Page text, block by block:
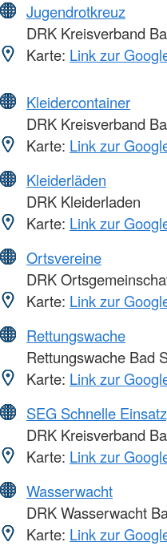
Jugendrotkreuz
DRK Kreisverband
Karte: Link zur
Kleidercontainer
DRK Kreisverband
Karte: Link zur
Kleiderläden
DRK Kleiderladen
Karte: Link zur
Ortsvereine
DRK
Karte: Link zur
Rettungswache
Rettungswache Bad
Karte: Link zur
SEG Schnelle
DRK Kreisverband
Karte: Link zur
Wasserwacht
DRK Wasserwacht
Karte: Link zur